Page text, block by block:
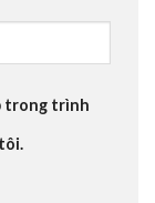
trong trình